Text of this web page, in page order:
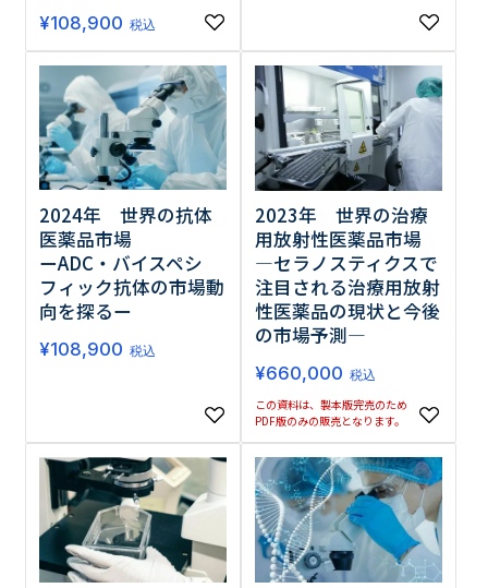
¥108,900 税込
2024年 世界の抗体
医薬品市場
ーADC・バイスペシ
フィック抗体の市場動
向を探るー
¥108,900 税込
2023年 世界の治療
用放射性医薬品市場
―セラノスティクスで
注目される治療用放射
性医薬品の現状と今後
の市場予測―
¥660,000 税込
この資料は、製本版完売のため
PDF版のみの販売となります。